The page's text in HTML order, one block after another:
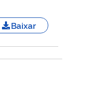
Baixar